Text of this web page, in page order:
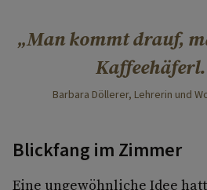
Man kommt drauf,
Barbara Döllerer, Lehrerin und
Blickfang im Zimmer
Eine ungewöhnliche Idee